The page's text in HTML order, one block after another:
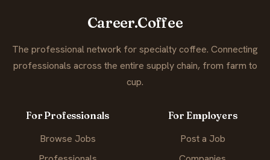
Career.Coffee
The professional network for specialty coffee. Connecting
professionals across the entire supply chain, from farm to
cup.
For Professionals
Browse Jobs
For Employers
Post a Job